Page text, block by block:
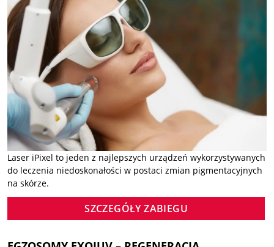
Laser iPixel to jeden z najlepszych urządzeń wykorzystywanych
do leczenia niedoskonałości w postaci zmian pigmentacyjnych
na skórze.
SZCZEGÓŁY ZABIEGU